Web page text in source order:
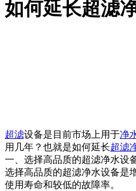
如何延长超滤
超滤设备是目前市场上用于净
用几年？也就是如何延长超滤
一、选择高品质的超滤净水设
选择高品质的超滤净水设备是
使用寿命和较低的故障率。